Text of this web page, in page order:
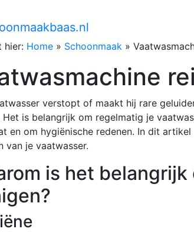
hier: Home » Schoonmaak »
verstopt of maakt hij rare
Het is belangrijk om regelmatig je
en om hygiënische redenen. In dit
van je vaatwasser.
is het